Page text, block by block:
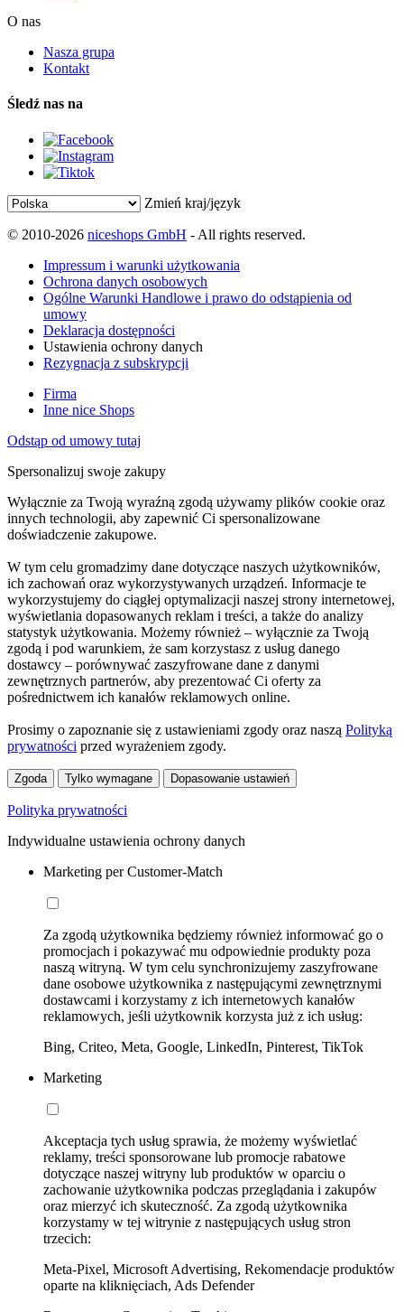
O nas
Nasza grupa
Kontakt
Śledź nas na
Zmień kraj/język
© 2010-2026 niceshops GmbH - All rights reserved.
Impressum i warunki użytkowania
Ochrona danych osobowych
Ogólne Warunki Handlowe i prawo do odstąpienia od
umowy
Deklaracja dostępności
Ustawienia ochrony danych
Rezygnacja z subskrypcji
Firma
Inne nice Shops
Odstąp od umowy tutaj
Spersonalizuj swoje zakupy
Wyłącznie za Twoją wyraźną zgodą używamy plików cookie oraz
innych technologii, aby zapewnić Ci spersonalizowane
doświadczenie zakupowe.
W tym celu gromadzimy dane dotyczące naszych użytkowników,
ich zachowań oraz wykorzystywanych urządzeń. Informacje te
wykorzystujemy do ciągłej optymalizacji naszej strony internetowej,
wyświetlania dopasowanych reklam i treści, a także do analizy
statystyk użytkowania. Możemy również – wyłącznie za Twoją
zgodą i pod warunkiem, że sam korzystasz z usług danego
dostawcy – porównywać zaszyfrowane dane z danymi
zewnętrznych partnerów, aby prezentować Ci oferty za
pośrednictwem ich kanałów reklamowych online.
Prosimy o zapoznanie się z ustawieniami zgody oraz naszą Polityką
prywatności przed wyrażeniem zgody.
Zgoda Tylko wymagane Dopasowanie ustawień
Polityka prywatności
Indywidualne ustawienia ochrony danych
Marketing per Customer-Match
Za zgodą użytkownika będziemy również informować go o
promocjach i pokazywać mu odpowiednie produkty poza
naszą witryną. W tym celu synchronizujemy zaszyfrowane
dane osobowe użytkownika z następującymi zewnętrznymi
dostawcami i korzystamy z ich internetowych kanałów
reklamowych, jeśli użytkownik korzysta już z ich usług:
Bing, Criteo, Meta, Google, LinkedIn, Pinterest, TikTok
Marketing
Akceptacja tych usług sprawia, że możemy wyświetlać
reklamy, treści sponsorowane lub promocje rabatowe
dotyczące naszej witryny lub produktów w oparciu o
zachowanie użytkownika podczas przeglądania i zakupów
oraz mierzyć ich skuteczność. Za zgodą użytkownika
korzystamy w tej witrynie z następujących usług stron
trzecich:
Meta-Pixel, Microsoft Advertising, Rekomendacje produktów
oparte na kliknięciach, Ads Defender